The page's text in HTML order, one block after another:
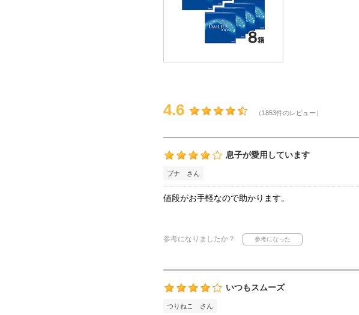
4.6 （1853件のレビュー）
息子が愛用しています
ブナ さん
値段がお手軽なので助かります。
参考になりましたか？
いつもスムーズ
つりねこ さん